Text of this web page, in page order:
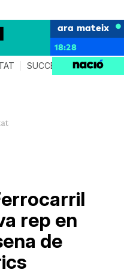
ara mateix
18:28
SUCCESSOS AGENDA
rep en
de